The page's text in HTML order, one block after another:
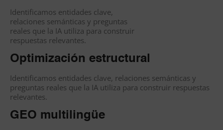
Identificamos entidades clave,
relaciones semánticas y preguntas
reales que la IA utiliza para construir
respuestas relevantes.
Optimización estructural
Identificamos entidades clave, relaciones semánticas y
preguntas reales que la IA utiliza para construir respuestas
relevantes.
GEO multilingüe